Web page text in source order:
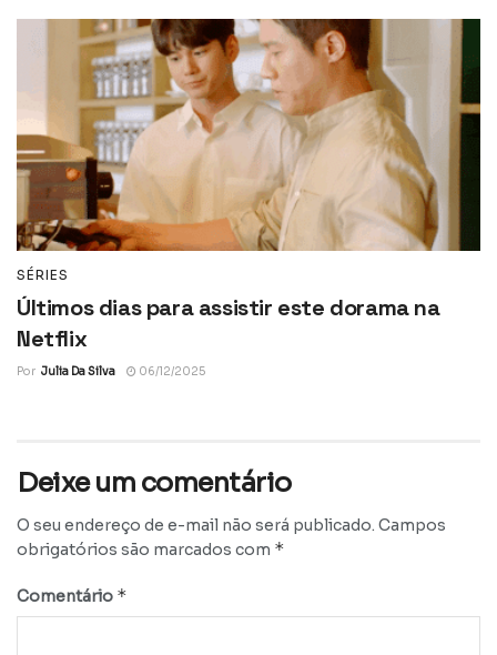
SÉRIES
Últimos dias para assistir este dorama na
Netflix
Por Julia Da Silva 06/12/2025
Deixe um comentário
O seu endereço de e-mail não será publicado. Campos
obrigatórios são marcados com *
Comentário *